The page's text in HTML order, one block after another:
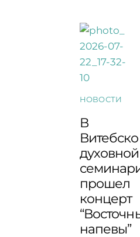
НОВОСТИ
В
духовной
прошел
концерт
напевы”